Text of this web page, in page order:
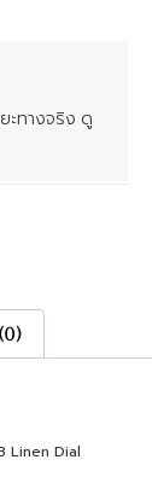
ะทางจริง ดู
Linen Dial